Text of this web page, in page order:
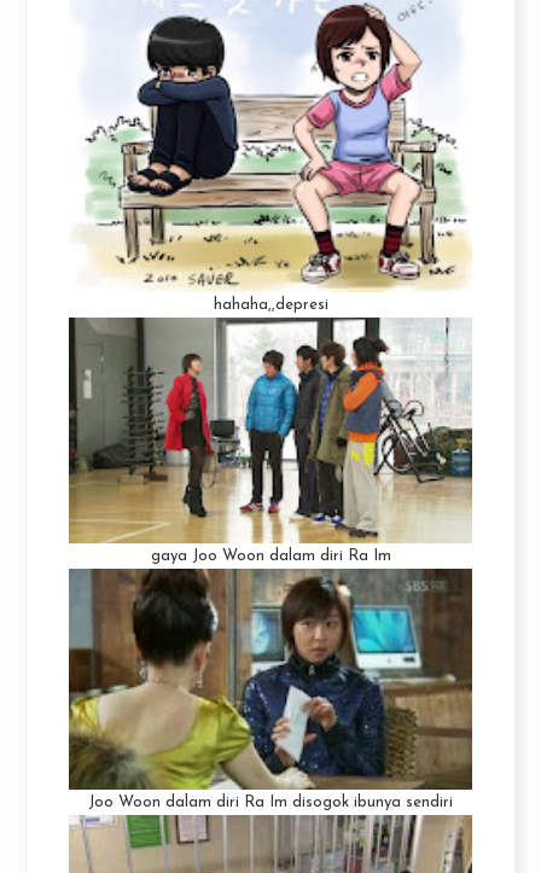
hahaha,,depresi
gaya Joo Woon dalam diri Ra Im
Joo Woon dalam diri Ra Im disogok ibunya sendiri